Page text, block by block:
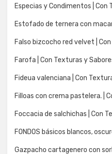
Especias y Condimentos | Con
Estofado de ternera con
Falso bizcocho red velvet |
Farofa | Con Texturas y
Fideua valenciana | Con
Filloas con crema pastelera. |
Foccacia de salchichas | Con
FONDOS básicos blancos,
Gazpacho cartagenero con